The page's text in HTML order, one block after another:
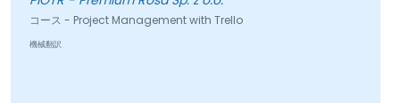
コース - Project Management with Trello
機械翻訳